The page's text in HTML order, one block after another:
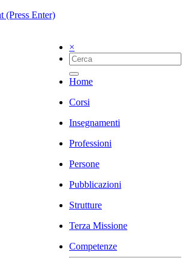
(Press Enter)
×
Home
Corsi
Insegnamenti
Professioni
Persone
Pubblicazioni
Strutture
Terza Missione
Competenze